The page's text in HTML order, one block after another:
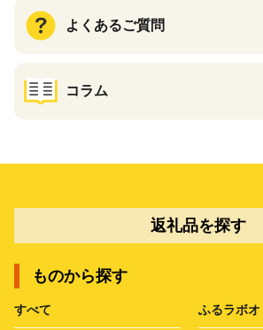
よくあるご質問
コラム
返礼品を探す
ものから探す
すべて ふるラボ